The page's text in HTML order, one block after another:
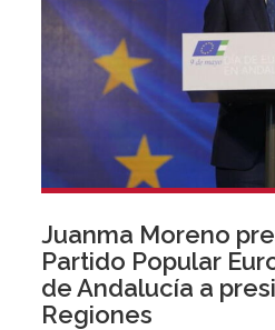
Juanma Moreno
Partido Popular
de Andalucía a
Regiones